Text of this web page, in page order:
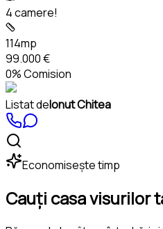
4 camere!
114mp
99.000 €
0% Comision
Listat deIonut Chitea
Economisește timp
Cauți casa visurilor